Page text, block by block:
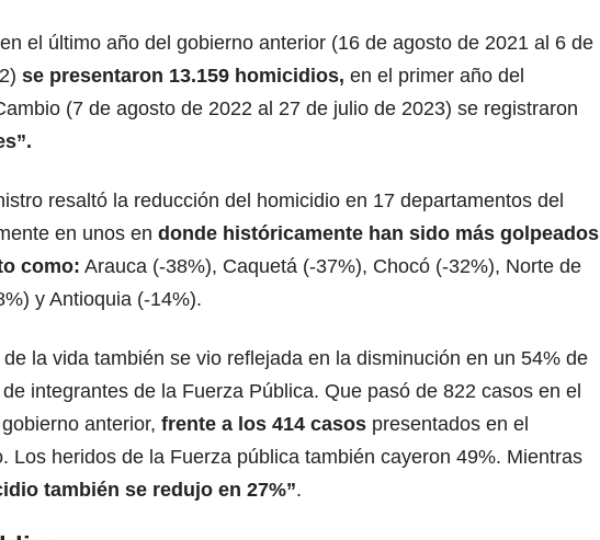
el último año del gobierno anterior (16 de agosto de 2021 al 6 de
se presentaron 13.159 homicidios, en el primer año del
(7 de agosto de 2022 al 27 de julio de 2023) se registraron
resaltó la reducción del homicidio en 17 departamentos del
en unos en donde históricamente han sido más golpeados
como: Arauca (-38%), Caquetá (-37%), Chocó (-32%), Norte de
y Antioquia (-14%).
de la vida también se vio reflejada en la disminución en un 54% de
integrantes de la Fuerza Pública. Que pasó de 822 casos en el
anterior, frente a los 414 casos presentados en el
Los heridos de la Fuerza pública también cayeron 49%. Mientras
también se redujo en 27%”.